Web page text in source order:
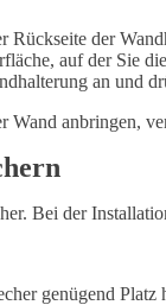
Rückseite der
auf der Sie
an und
Wand anbringen,
Bei der
genügend Platz